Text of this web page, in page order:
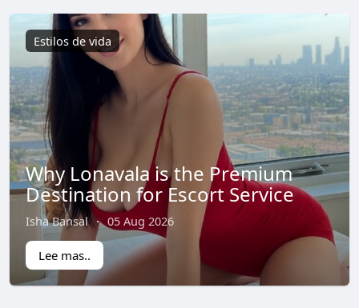
Estilos de vida
Why Lonavala is the Premium
Destination for Escort Service
Isha Bansal · 05 Aug 2026
Lee mas..